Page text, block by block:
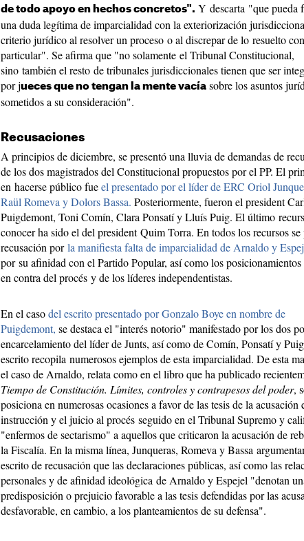
de todo apoyo en hechos concretos". Y descarta "que pueda
una duda legítima de imparcialidad con la exteriorización
criterio jurídico al resolver un proceso o al discrepar de lo resuelto
particular". Se afirma que "no solamente el Tribunal Constitucional,
sino también el resto de tribunales jurisdiccionales tienen que ser
por jueces que no tengan la mente vacía sobre los asuntos
sometidos a su consideración".
Recusaciones
A principios de diciembre, se presentó una lluvia de demandas de
de los dos magistrados del Constitucional propuestos por el PP. El
en hacerse público fueel presentado por el líder de ERC Oriol
Raül Romeva y Dolors Bassa. Posteriormente, fueron el president
Puigdemont, Toni Comín, Clara Ponsatí y Lluís Puig. El último
conocer ha sido el del president Quim Torra. En todos los recursos se
recusación porla manifiesta falta de imparcialidad de Arnaldo y
por su afinidad con el Partido Popular, así como los
en contra del procés y de los líderes independentistas.
En el casodel escrito presentado por Gonzalo Boye en nombre de
Puigdemont, se destaca el "interés notorio" manifestado por los dos
encarcelamiento del líder de Junts, así como de Comín, Ponsatí y
escrito recopila numerosos ejemplos de esta imparcialidad. De esta
el caso de Arnaldo, relata como en el libro que ha publicado
Tiempo de Constitución. Límites, controles y contrapesos del poder,
posiciona en numerosas ocasiones a favor de las tesis de la acusación
instrucción y el juicio al procés seguido en el Tribunal Supremo y
"enfermos de sectarismo" a aquellos que criticaron la acusación de
la Fiscalía. En la misma línea, Junqueras, Romeva y Bassa
escrito de recusación que las declaraciones públicas, así como las
personales y de afinidad ideológica de Arnaldo y Espejel "denotan
predisposición o prejuicio favorable a las tesis defendidas por las
desfavorable, en cambio, a los planteamientos de su defensa".